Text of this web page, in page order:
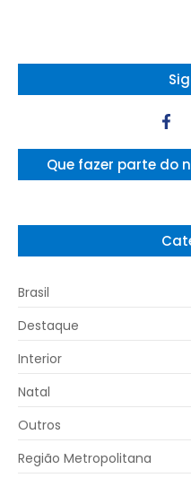
Que fazer parte do
Brasil
Destaque
Interior
Natal
Outros
Região Metropolitana